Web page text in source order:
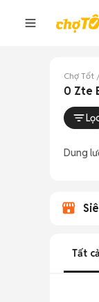
Chợ Tốt
0 Zte
Dung
Tất cả